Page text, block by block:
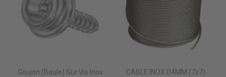
Goujon (Boule) Sur Vis Inox
CABLE INOX D4MM (7x7)